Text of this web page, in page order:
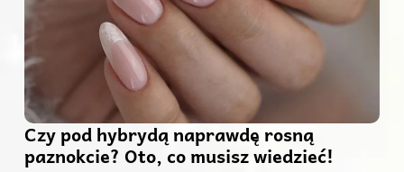
Czy pod hybrydą naprawdę rosną
paznokcie? Oto, co musisz wiedzieć!